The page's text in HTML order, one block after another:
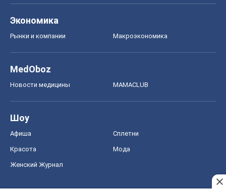
Экономика
Рынки и компании Mакроэкономика
MedOboz
Новости медицины MAMACLUB
Шоу
Афиша Сплетни
Красота Мода
Женский Журнал